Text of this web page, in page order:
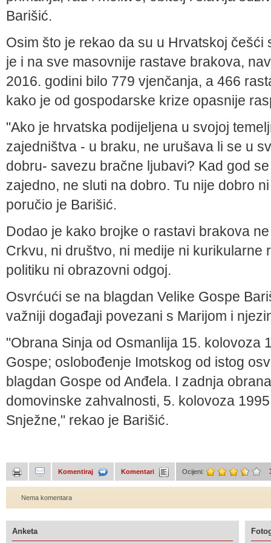
Barišić.
Osim što je rekao da su u Hrvatskoj
je i na sve masovnije rastave brakova,
2016. godini bilo 779 vjenčanja, a 466
kako je od gospodarske krize opasnije
"Ako je hrvatska podijeljena u svojoj
zajedništva - u braku, ne urušava li se u
dobru- savezu bračne ljubavi? Kad god
zajedno, ne sluti na dobro. Tu nije dobro
poručio je Barišić.
Dodao je kako brojke o rastavi brakova
Crkvu, ni društvo, ni medije ni kurikularne
politiku ni obrazovni odgoj.
Osvrćući se na blagdan Velike Gospe
važniji događaji povezani s Marijom i
"Obrana Sinja od Osmanlija 15. kolovoza
Gospe; oslobođenje Imotskog od istog
blagdan Gospe od Anđela. I zadnja
domovinske zahvalnosti, 5. kolovoza
Snježne," rekao je Barišić.
Komentiraj Komentari Ocijeni:
Nema komentara
Anketa